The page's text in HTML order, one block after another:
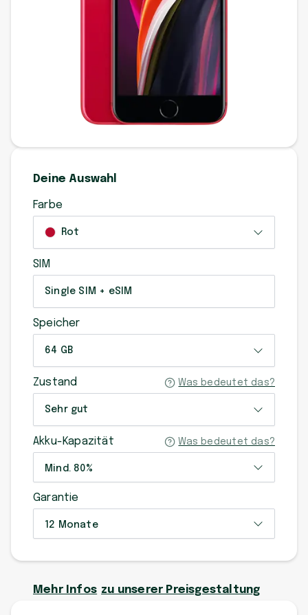
Deine Auswahl
Farbe
Rot
SIM
Single SIM + eSIM
Speicher
64 GB
Zustand Was bedeutet das?
Sehr gut
Akku-Kapazität Was bedeutet das?
Mind. 80%
Garantie
12 Monate
Mehr Infos zu unserer Preisgestaltung